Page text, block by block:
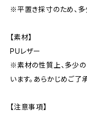
※平置き採寸のため、多
【素材】
PUレザー
※素材の性質上、多少の
います。あらかじめご了
【注意事項】